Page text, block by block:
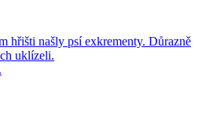
hřišti našly psí exkrementy. Důrazně
uklízeli.